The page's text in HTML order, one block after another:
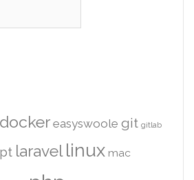
docker easyswoole git gitlab
laravel linux mac